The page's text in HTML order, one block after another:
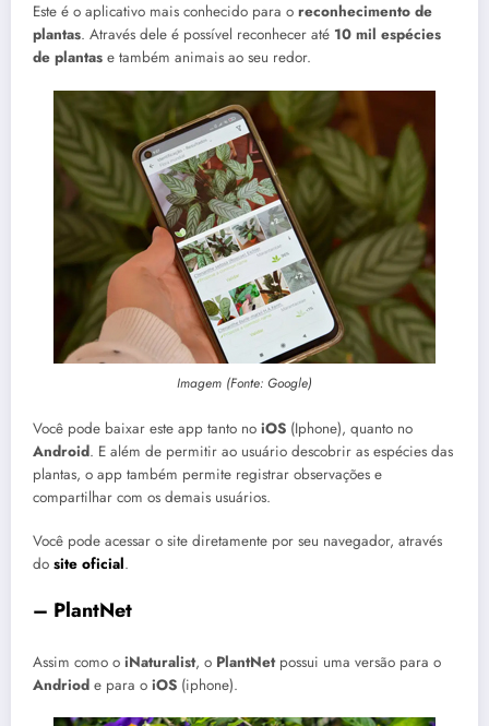
Este é o aplicativo mais conhecido para o reconhecimento de
plantas. Através dele é possível reconhecer até 10 mil espécies
de plantas e também animais ao seu redor.
Imagem (Fonte: Google)
Você pode baixar este app tanto no iOS (Iphone), quanto no
Android. E além de permitir ao usuário descobrir as espécies das
plantas, o app também permite registrar observações e
compartilhar com os demais usuários.
Você pode acessar o site diretamente por seu navegador, através
do site oficial.
– PlantNet
Assim como o iNaturalist, o PlantNet possui uma versão para o
Andriod e para o iOS (iphone).